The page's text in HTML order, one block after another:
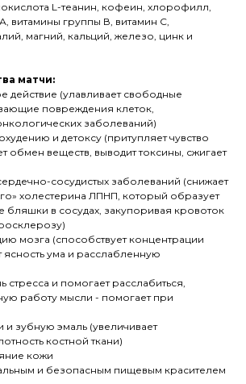
L-теанин, кофеин, хлорофилл,
А, витамины группы В, витамин С,
магний, кальций, железо, цинк и
матчи:
действие (улавливает свободные
повреждения клеток,
заболеваний)
и детоксу (притупляет чувство
обмен веществ, выводит токсины, сжигает
сосудистых заболеваний (снижает
холестерина ЛПНП, который образует
бляшки в сосудах, закупоривая кровоток
мозга (способствует концентрации
ясность ума и расслабленную
стресса и помогает расслабиться,
работу мысли - помогает при
и зубную эмаль (увеличивает
костной ткани)
кожи
и безопасным пищевым красителем